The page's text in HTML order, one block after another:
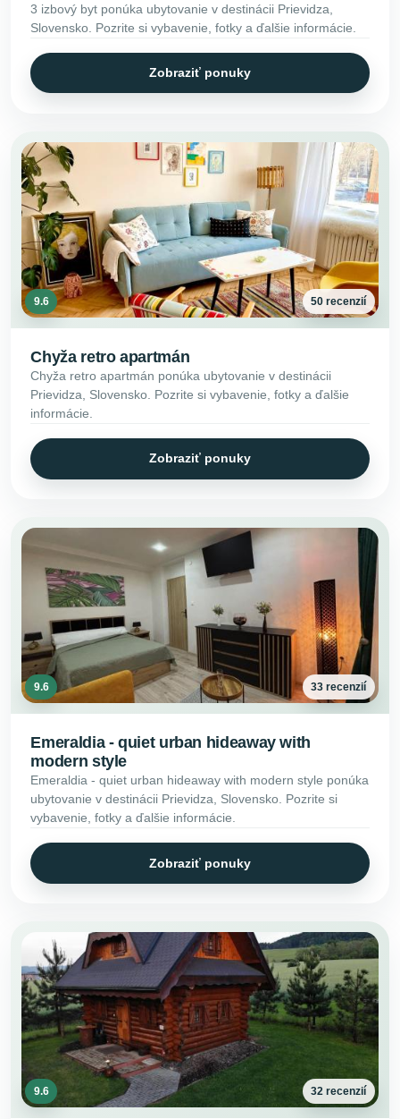
3 izbový byt ponúka ubytovanie v destinácii Prievidza,
Slovensko. Pozrite si vybavenie, fotky a ďalšie informácie.
Zobraziť ponuky
9.6 50 recenzií
Chyža retro apartmán
Chyža retro apartmán ponúka ubytovanie v destinácii
Prievidza, Slovensko. Pozrite si vybavenie, fotky a ďalšie
informácie.
Zobraziť ponuky
9.6 33 recenzií
Emeraldia - quiet urban hideaway with
modern style
Emeraldia - quiet urban hideaway with modern style ponúka
ubytovanie v destinácii Prievidza, Slovensko. Pozrite si
vybavenie, fotky a ďalšie informácie.
Zobraziť ponuky
9.6 32 recenzií